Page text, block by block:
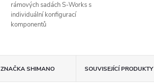
rámových sadách S-Works s
individuální konfigurací
komponentů
ZNAČKASHIMANO SOUVISEJÍCÍ PRODUKTY